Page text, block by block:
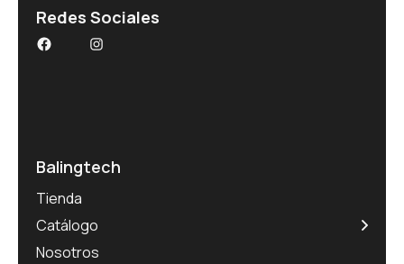
Redes Sociales
FacebookInstagram
Balingtech
Tienda
Catálogo
Nosotros